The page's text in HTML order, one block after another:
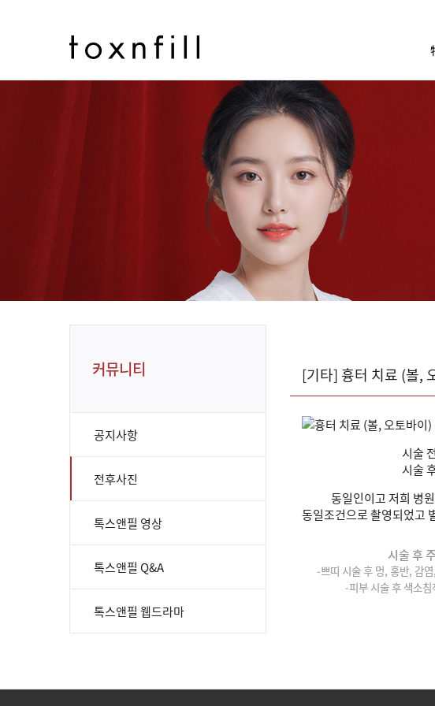
커뮤니티
공지사항
전후사진
톡스앤필 영상
톡스앤필 Q&A
톡스앤필 웹드라마
[기타] 흉터 치료 (볼,
시술
시술
동일인이고 저희 병
동일조건으로 촬영되었고
시술 후
-쁘띠 시술 후 멍, 홍반, 감
-피부 시술 후 색소